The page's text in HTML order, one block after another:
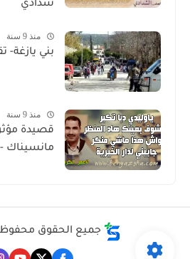
شدادي
منذ 9 سنة
بني يازغة-
منذ 9 سنة
قصيدة
مانسيناك
جميع الحقوق